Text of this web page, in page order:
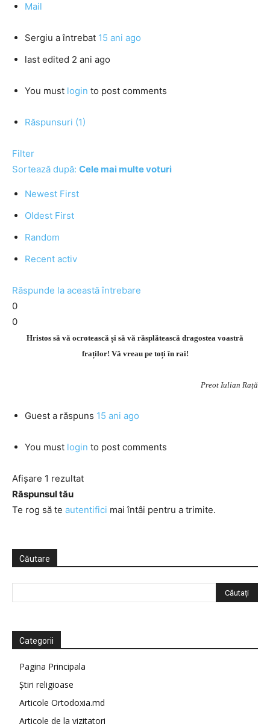
Mail
Sergiu a întrebat 15 ani ago
last edited 2 ani ago
You must login to post comments
Răspunsuri (1)
Filter
Sortează după: Cele mai multe voturi
Newest First
Oldest First
Random
Recent activ
Răspunde la această întrebare
0
0
Hristos să vă ocrotească și să vă răsplătească dragostea voastră
fraților! Vă vreau pe toți în rai!
Preot Iulian Rață
Guest a răspuns 15 ani ago
You must login to post comments
Afișare 1 rezultat
Răspunsul tău
Te rog să te autentifici mai întâi pentru a trimite.
Căutare
Categorii
Pagina Principala
Știri religioase
Articole Ortodoxia.md
Articole de la vizitatori